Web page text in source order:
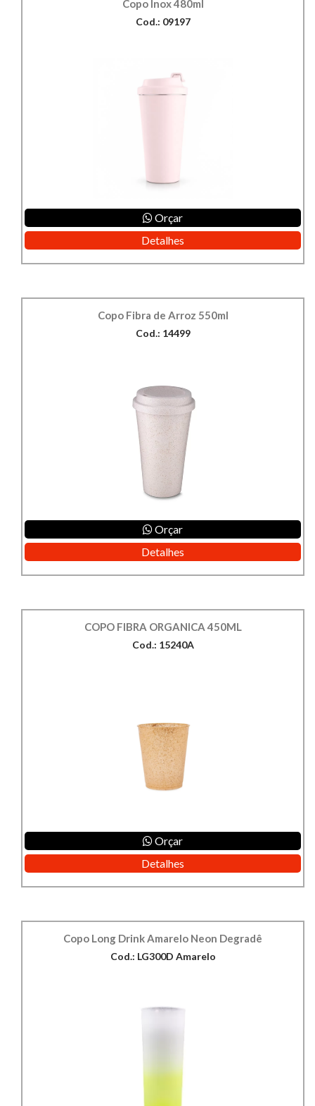
Copo Inox 480ml
Cod.: 09197
Orçar
Detalhes
Copo Fibra de Arroz 550ml
Cod.: 14499
Orçar
Detalhes
COPO FIBRA ORGANICA 450ML
Cod.: 15240A
Orçar
Detalhes
Copo Long Drink Amarelo Neon Degradê
Cod.: LG300D Amarelo